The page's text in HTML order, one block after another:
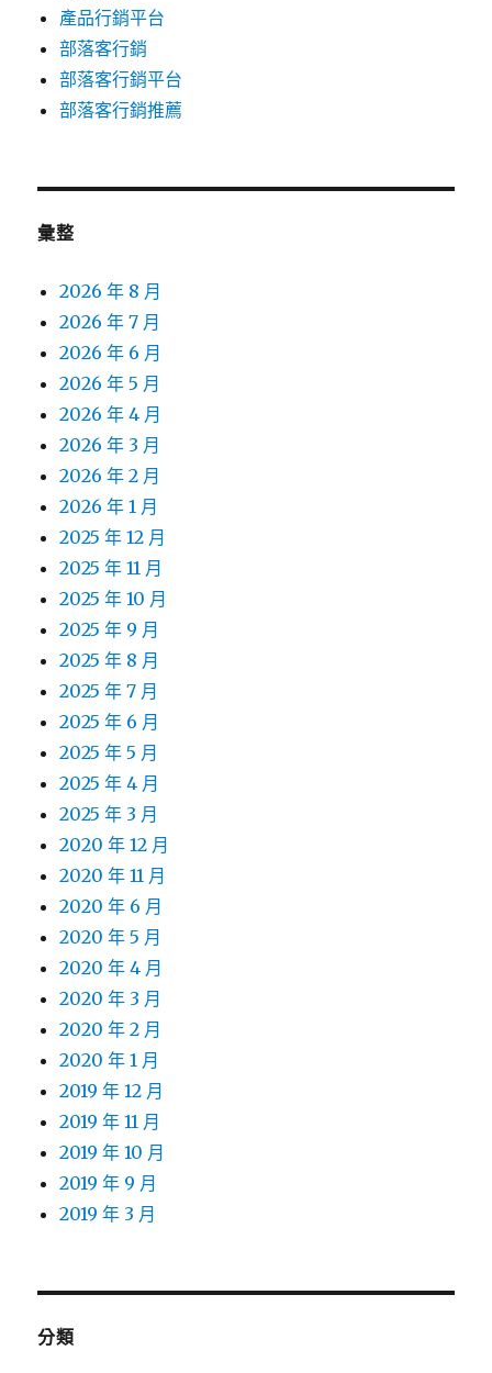
產品行銷平台
部落客行銷
部落客行銷平台
部落客行銷推薦
彙整
2026 年 8 月
2026 年 7 月
2026 年 6 月
2026 年 5 月
2026 年 4 月
2026 年 3 月
2026 年 2 月
2026 年 1 月
2025 年 12 月
2025 年 11 月
2025 年 10 月
2025 年 9 月
2025 年 8 月
2025 年 7 月
2025 年 6 月
2025 年 5 月
2025 年 4 月
2025 年 3 月
2020 年 12 月
2020 年 11 月
2020 年 6 月
2020 年 5 月
2020 年 4 月
2020 年 3 月
2020 年 2 月
2020 年 1 月
2019 年 12 月
2019 年 11 月
2019 年 10 月
2019 年 9 月
2019 年 3 月
分類